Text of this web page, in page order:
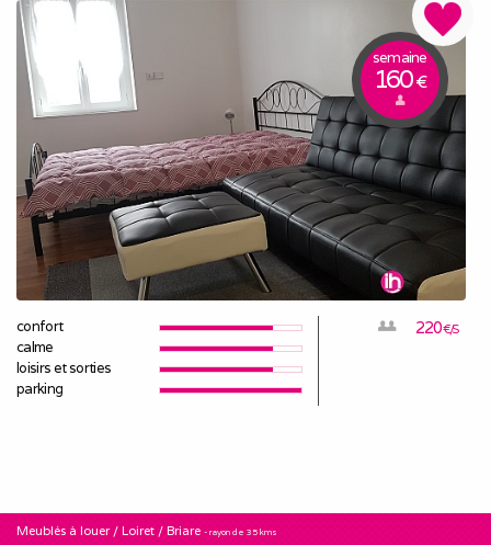
semaine
160€
confort
calme
loisirs et sorties
parking
220€/S
Meublés à louer/ Loiret / Briare - rayon de 35 kms